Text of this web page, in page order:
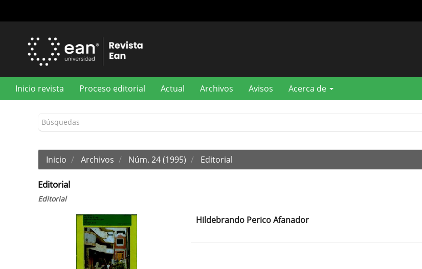
principal
Inicio revista Proceso editorial Actual Archivos Avisos Acerca de
Inicio Archivos Núm. 24 (1995) Editorial
Editorial
Editorial
Barra
lateral
Contenido
principal
Hildebrando Perico Afanador